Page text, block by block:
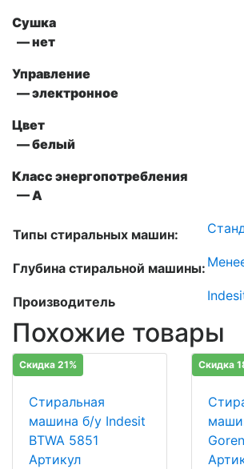
Сушка
— нет
Управление
— электронное
Цвет
— белый
Класс энергопотребления
— A
Типы стиральных машин:
Глубина стиральной машины:
Производитель
Похожие товары
Скидка 21%
Стиральная
машина б/у Indesit
BTWA 5851
Артикул
Скидка